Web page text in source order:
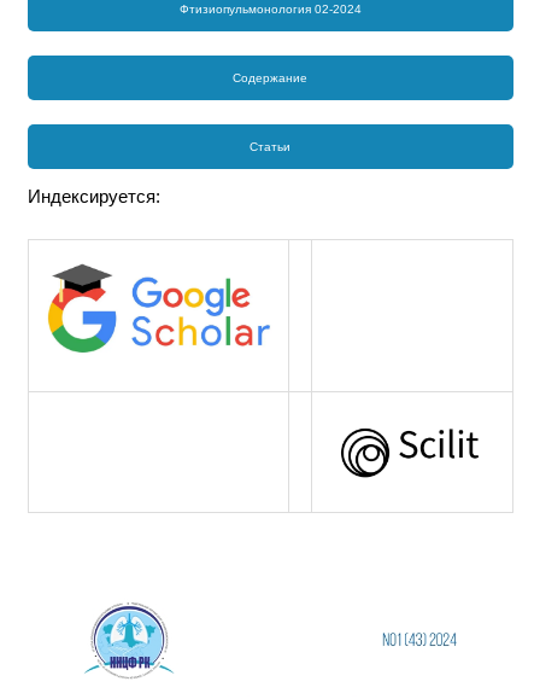
Фтизиопульмонология 02-2024
Содержание
Статьи
Индексируется: